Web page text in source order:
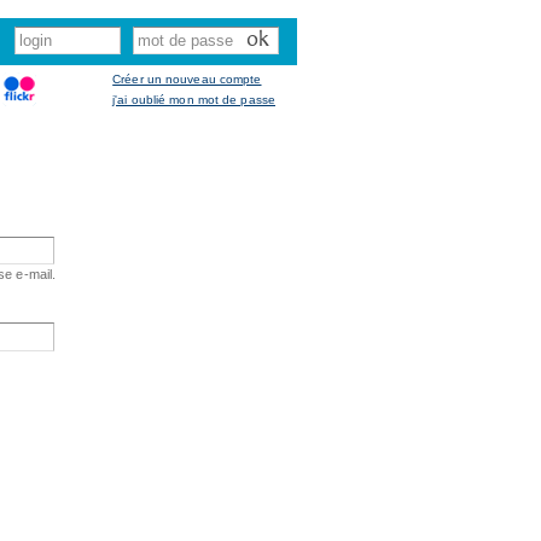
Créer un nouveau compte
j'ai oublié mon mot de passe
e-mail.